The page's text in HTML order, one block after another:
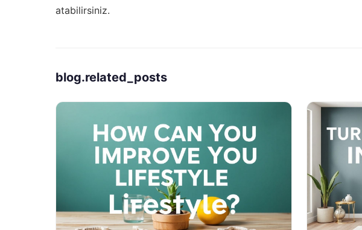
atabilirsiniz.
blog.related_posts